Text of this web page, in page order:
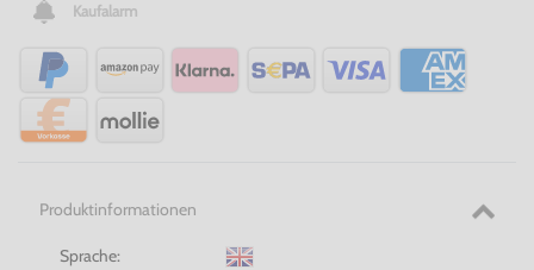
Kaufalarm
Produktinformationen
Sprache: